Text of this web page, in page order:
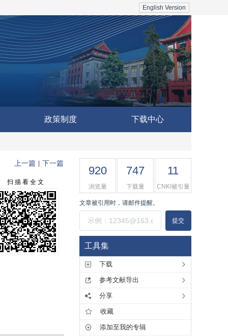
English Version
政策制度 下载中心
上一篇 下一篇
扫 描 看 全 文
920
浏览量
747
下载量
11
CNKI被引量
文章被引用时，请邮件提醒。
提交
工具集
下载
参考文献导出
分享
收藏
添加至我的专辑